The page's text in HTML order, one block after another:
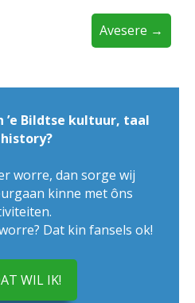
Avesere →
’e Bildtse kultuur, taal
worre, dan sorge wij
kinne met ôns
Dat kin fansels ok!
WIL IK!